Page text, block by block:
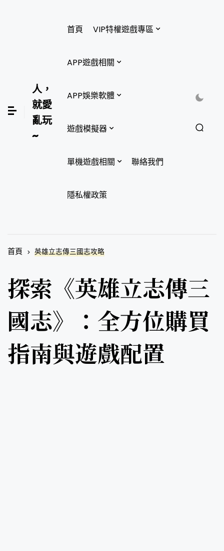
人，
就愛
亂玩
~
首頁 VIP特權遊戲專區
APP遊戲相關
APP娛樂軟體
遊戲模擬器
單機遊戲相關 聯絡我們
隱私權政策
首頁 英雄立志傳三國志攻略
探索《英雄立志傳三
國志》：全方位購買
指南與遊戲配置